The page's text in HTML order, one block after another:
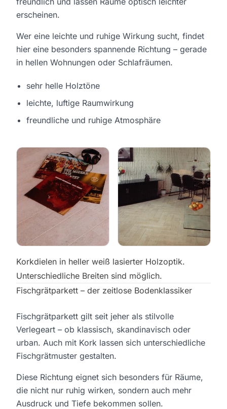
erscheinen.
Wer eine leichte und ruhige Wirkung sucht, findet
hier eine besonders spannende Richtung – gerade
in hellen Wohnungen oder Schlafräumen.
sehr helle Holztöne
leichte, luftige Raumwirkung
freundliche und ruhige Atmosphäre
Korkdielen in heller weiß lasierter Holzoptik.
Unterschiedliche Breiten sind möglich.
Fischgrätparkett – der zeitlose Bodenklassiker
Fischgrätparkett gilt seit jeher als stilvolle
Verlegeart – ob klassisch, skandinavisch oder
urban. Auch mit Kork lassen sich unterschiedliche
Fischgrätmuster gestalten.
Diese Richtung eignet sich besonders für Räume,
die nicht nur ruhig wirken, sondern auch mehr
Ausdruck und Tiefe bekommen sollen.